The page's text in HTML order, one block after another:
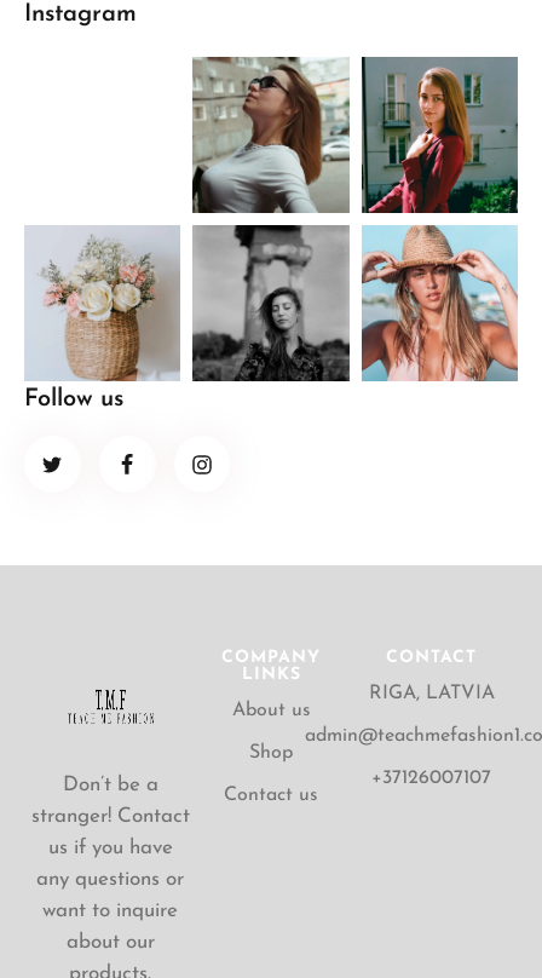
Instagram
Follow us
Don’t be a
stranger! Contact
us if you have
any questions or
want to inquire
about our
COMPANY
LINKS
About us
Shop
Contact us
CONTACT
RIGA, LATVIA
+37126007107